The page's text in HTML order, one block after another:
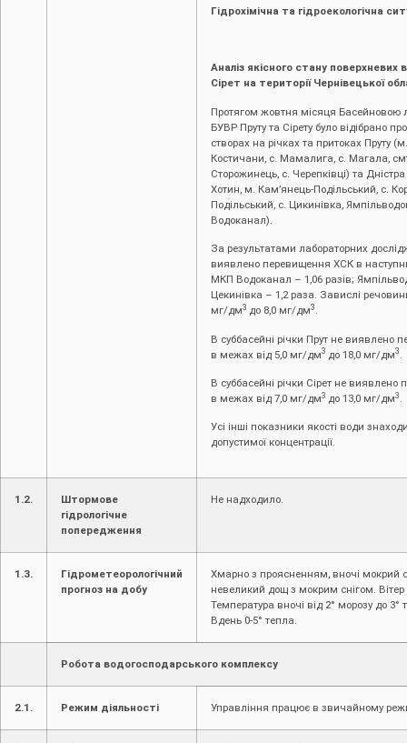
Гідрохімічна та гідроекологічна
Аналіз якісного стану
Сірет на території Чернівецької
Протягом жовтня місяця Басейновою
БУВР Пруту та Сірету було відібрано
створах на річках та притоках Пруту
Костичани, с. Мамалига, с. Магала,
Сторожинець, с. Черепківці) та
Хотин, м. Кам’янець-Подільський, с.
Подільський, с. Цикинівка,
Водоканал).
За результатами лабораторних
виявлено перевищення ХСК в
МКП Водоканал – 1,06 разів;
Цекинівка – 1,2 раза. Завислі
мг/дм3 до 8,0 мг/дм3 .
В суббасейні річки Прут не виявлено
в межах від 5,0 мг/дм3 до 18,0 мг/дм3
В суббасейні річки Сірет не
в межах від 7,0 мг/дм3 до 13,0 мг/дм3 .
Усі інші показники якості води
допустимої концентрації.
1.2.
Штормове
гідрологічне
попередження
Не надходило.
1.3.
Гідрометеорологічний
прогноз на добу
Хмарно з проясненням, вночі мокрий
невеликий дощ з мокрим снігом. Вітер
Температура вночі від 2° морозу до 3°
Вдень 0-5° тепла.
Робота водогосподарського комплексу
2.1. Режим діяльності Управління працює в звичайному